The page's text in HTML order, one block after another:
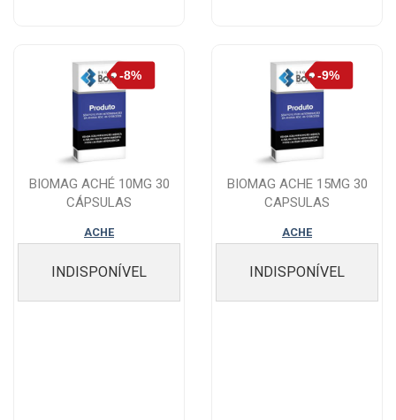
BIOMAG ACHÉ 10MG 30
CÁPSULAS
ACHE
INDISPONÍVEL
BIOMAG ACHE 15MG 30
CAPSULAS
ACHE
INDISPONÍVEL